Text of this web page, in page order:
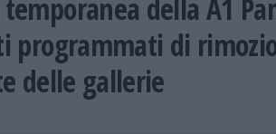
della A1
programmati di
delle gallerie